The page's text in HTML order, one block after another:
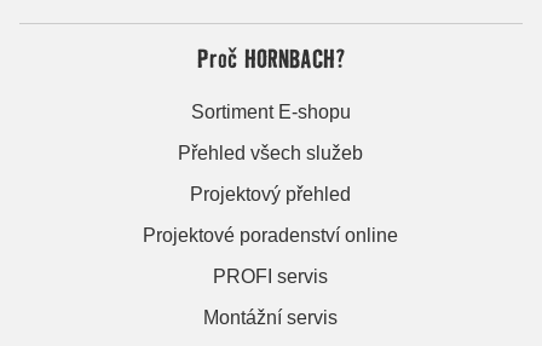
Proč HORNBACH?
Sortiment E-shopu
Přehled všech služeb
Projektový přehled
Projektové poradenství online
PROFI servis
Montážní servis